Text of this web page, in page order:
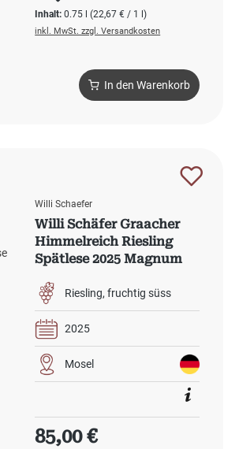
Inhalt:0.75 l(22,67 € / 1 l)
inkl. MwSt. zzgl. Versandkosten
In den Warenkorb
Willi Schaefer
Willi Schäfer Graacher
Himmelreich Riesling
Spätlese 2025 Magnum
Riesling fruchtig süss
2025
Mosel
Regulärer Preis:
85,00 €